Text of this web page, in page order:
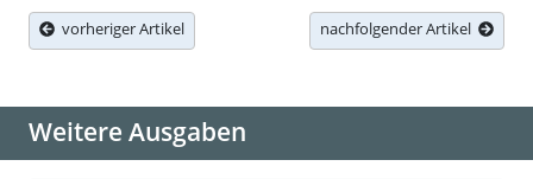
vorheriger Artikel nachfolgender Artikel
Weitere Ausgaben